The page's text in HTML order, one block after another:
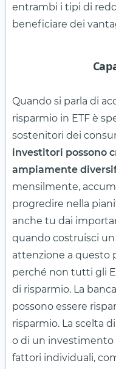
entrambi i tipi di
beneficiare dei
Quando si parla di
risparmio in ETF è
sostenitori dei
investitori possono
ampiamente
mensilmente,
progredire nella
anche tu dai
quando costruisci
attenzione a questo
perché non tutti gli
di risparmio. La
possono essere
risparmio. La scelta
o di un
fattori individuali,